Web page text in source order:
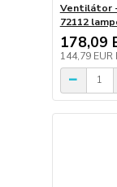
Ventilátor
72112
178,09
144,79 EUR